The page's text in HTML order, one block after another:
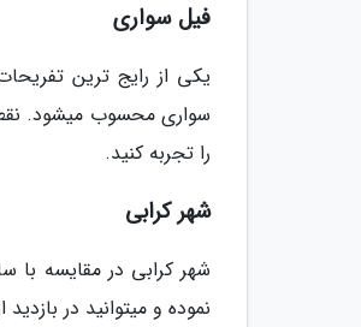
فیل سواری
یکی از رایج ترین
سواری محسوب میشود.
را تجربه کنید.
شهر کرابی
شهر کرابی در مقایسه با
نموده و میتوانید در